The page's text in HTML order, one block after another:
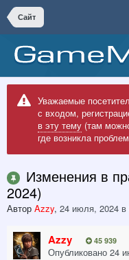
Сайт
Уважаемые
с входом,
в эту тему (там
где возникла
Изменения в
2024)
Автор Azzy, 24 июля, 2024 в
Azzy 45 939
Опубликовано 24